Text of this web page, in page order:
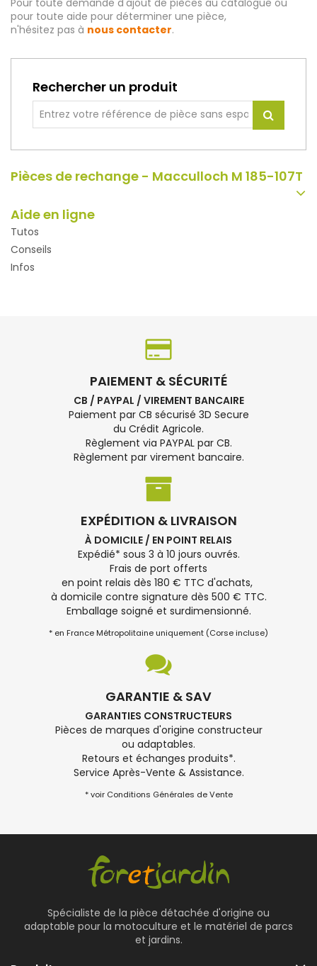
Pour toute demande d'ajout de pièces au catalogue ou
pour toute aide pour déterminer une pièce,
n'hésitez pas à nous contacter.
Rechercher un produit
Pièces de rechange - Macculloch M 185-107T
Aide en ligne
Tutos
Conseils
Infos
PAIEMENT & SÉCURITÉ
CB / PAYPAL / VIREMENT BANCAIRE
Paiement par CB sécurisé 3D Secure
du Crédit Agricole.
Règlement via PAYPAL par CB.
Règlement par virement bancaire.
EXPÉDITION & LIVRAISON
À DOMICILE / EN POINT RELAIS
Expédié* sous 3 à 10 jours ouvrés.
Frais de port offerts
en point relais dès 180 € TTC d'achats,
à domicile contre signature dès 500 € TTC.
Emballage soigné et surdimensionné.
* en France Métropolitaine uniquement (Corse incluse)
GARANTIE & SAV
GARANTIES CONSTRUCTEURS
Pièces de marques d'origine constructeur
ou adaptables.
Retours et échanges produits*.
Service Après-Vente & Assistance.
* voir Conditions Générales de Vente
Spécialiste de la pièce détachée d'origine ou
adaptable pour la motoculture et le matériel de parcs
et jardins.